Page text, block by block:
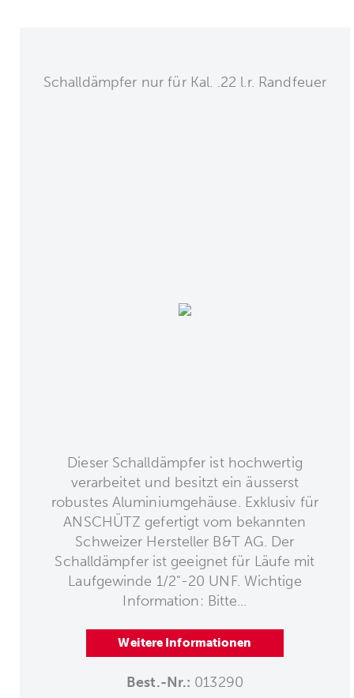
Schalldämpfer nur für Kal. .22 l.r. Randfeuer
Dieser Schalldämpfer ist hochwertig
verarbeitet und besitzt ein äusserst
robustes Aluminiumgehäuse. Exklusiv für
ANSCHÜTZ gefertigt vom bekannten
Schweizer Hersteller B&T AG. Der
Schalldämpfer ist geeignet für Läufe mit
Laufgewinde 1/2"-20 UNF. Wichtige
Information: Bitte...
Weitere Informationen
Best.-Nr.: 013290